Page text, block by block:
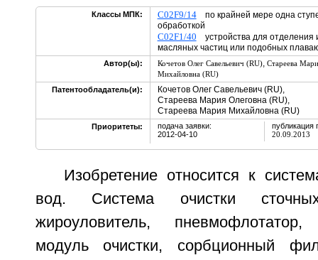
Классы МПК: C02F9/14по крайней мере одна
обработкой
C02F1/40 устройства для отделения
масляных частиц или подобных
Автор(ы): Кочетов Олег Савельевич (RU), Стареева
Михайловна (RU)
Патентообладатель(и):
Кочетов Олег Савельевич (RU),
Стареева Мария Олеговна (RU),
Стареева Мария Михайловна (RU)
Приоритеты:
подача заявки:
2012-04-10
публикация
20.09.2013
Изобретение относится к
вод. Система очистки
жироуловитель, пневмофлотатор,
модуль очистки, сорбционный